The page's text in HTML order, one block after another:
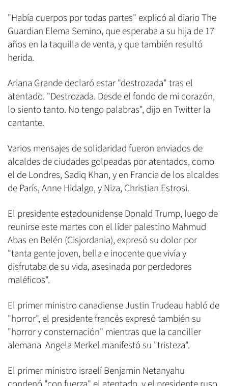
"Había cuerpos por todas partes" explicó al diario The
Guardian Elema Semino, que esperaba a su hija de 17
años en la taquilla de venta, y que también resultó
herida.
Ariana Grande declaró estar "destrozada" tras el
atentado. "Destrozada. Desde el fondo de mi corazón,
lo siento tanto. No tengo palabras", dijo en Twitter la
cantante.
Varios mensajes de solidaridad fueron enviados de
alcaldes de ciudades golpeadas por atentados, como
el de Londres, Sadiq Khan, y en Francia de los alcaldes
de París, Anne Hidalgo, y Niza, Christian Estrosi.
El presidente estadounidense Donald Trump, luego de
reunirse este martes con el líder palestino Mahmud
Abas en Belén (Cisjordania), expresó su dolor por
"tanta gente joven, bella e inocente que vivía y
disfrutaba de su vida, asesinada por perdedores
maléficos".
El primer ministro canadiense Justin Trudeau habló de
"horror", el presidente francés expresó también su
"horror y consternación" mientras que la canciller
alemana Angela Merkel manifestó su "tristeza".
El primer ministro israelí Benjamin Netanyahu